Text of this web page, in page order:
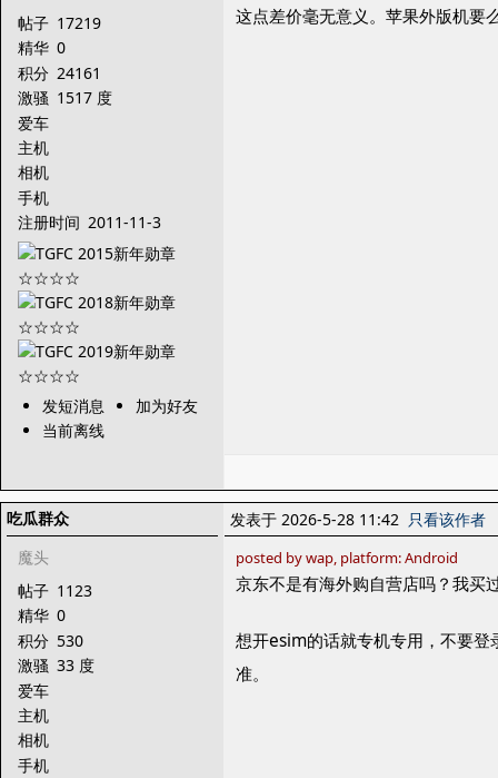
帖子 17219
精华 0
积分 24161
激骚 1517 度
爱车
主机
相机
手机
注册时间 2011-11-3
发短消息
加为好友
当前离线
这点差价毫无意义。苹果外版机要
吃瓜群众
魔头
帖子 1123
精华 0
积分 530
激骚 33 度
爱车
主机
相机
手机
发表于 2026-5-28 11:42 只看该作者
posted by wap, platform: Android
京东不是有海外购自营店吗？我买
想开esim的话就专机专用，不要
准。